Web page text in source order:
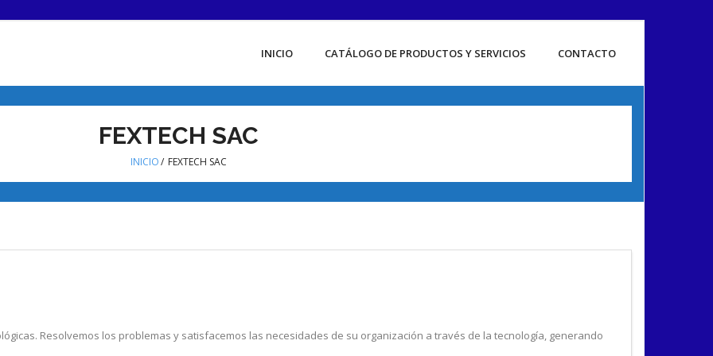
INICIO CATÁLOGO DE PRODUCTOS Y SERVICIOS CONTACTO
FEXTECH SAC
INICIO/ FEXTECH SAC
Resolvemos los problemas y satisfacemos las necesidades de su organización a través de la tecnología, generando